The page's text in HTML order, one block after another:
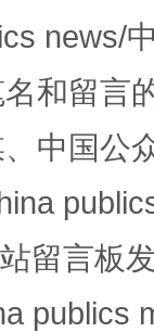
news/
和留言
中国公
留言板
publics